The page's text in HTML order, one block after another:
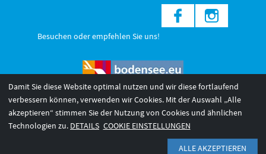
Besuchen oder empfehlen Sie uns!
© 2026 Internationale Bodensee Tourismus GmbH
Damit Sie diese Website optimal nutzen und wir diese fortlaufend
verbessern können, verwenden wir Cookies. Mit der Auswahl „Alle
akzeptieren“ stimmen Sie der Nutzung von Cookies und ähnlichen
Technologien zu. DETAILS COOKIE EINSTELLUNGEN
ALLE AKZEPTIEREN